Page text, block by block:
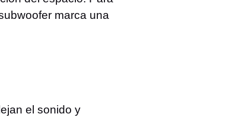
marca una
el sonido y